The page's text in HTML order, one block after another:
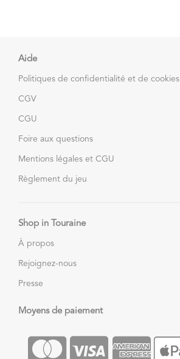
Aide
Politiques de confidentialité et de cookies
CGV
CGU
Foire aux questions
Mentions légales et CGU
Règlement du jeu
Shop in Touraine
À propos
Rejoignez-nous
Presse
Moyens de paiement